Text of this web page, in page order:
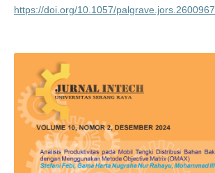
https://doi.org/10.1057/palgrave.jors.2600967